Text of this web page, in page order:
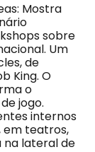
Mostra
sobre
Um
de
King. O
o
jogo.
internos
em teatros,
na lateral de